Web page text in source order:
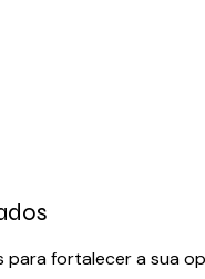
fortalecer a sua